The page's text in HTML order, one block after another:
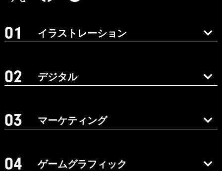
イラストレーション
デジタル
マーケティング
ゲームグラフィック